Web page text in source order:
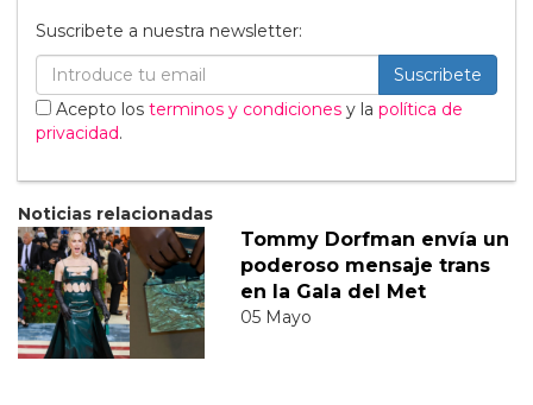
Suscribete a nuestra newsletter:
Suscribete
Acepto los terminos y condiciones y la política de
privacidad.
Noticias relacionadas
Tommy Dorfman envía un
poderoso mensaje trans
en la Gala del Met
05 Mayo